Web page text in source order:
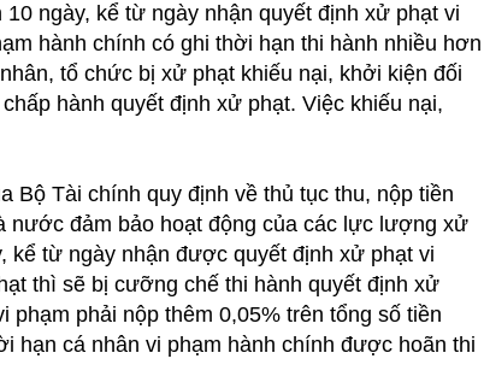
ngày, kể từ ngày nhận quyết định xử phạt vi
hành chính có ghi thời hạn thi hành nhiều hơn
tổ chức bị xử phạt khiếu nại, khởi kiện đối
hành quyết định xử phạt. Việc khiếu nại,
Bộ Tài chính quy định về thủ tục thu, nộp tiền
nước đảm bảo hoạt động của các lực lượng xử
kể từ ngày nhận được quyết định xử phạt vi
thì sẽ bị cưỡng chế thi hành quyết định xử
phải nộp thêm 0,05% trên tổng số tiền
hạn cá nhân vi phạm hành chính được hoãn thi